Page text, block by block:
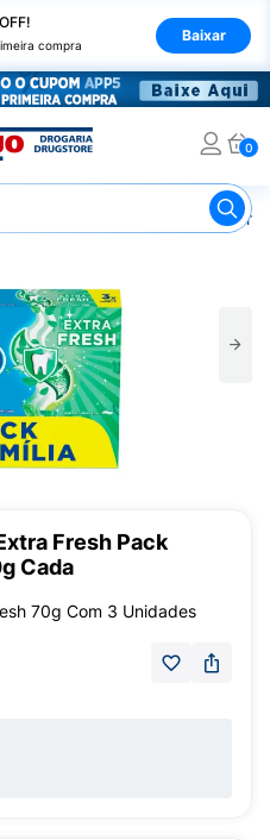
compra
Baixar
0
Pasta de Dente
Fresh Pack
Cada
70g Com 3 Unidades